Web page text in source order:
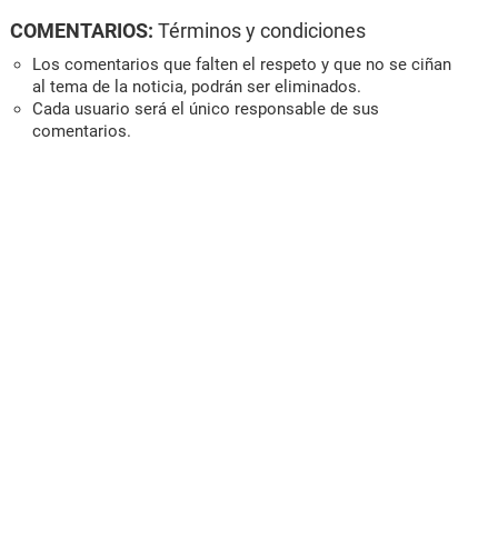
COMENTARIOS: Términos y condiciones
Los comentarios que falten el respeto y que no se ciñan
al tema de la noticia, podrán ser eliminados.
Cada usuario será el único responsable de sus
comentarios.